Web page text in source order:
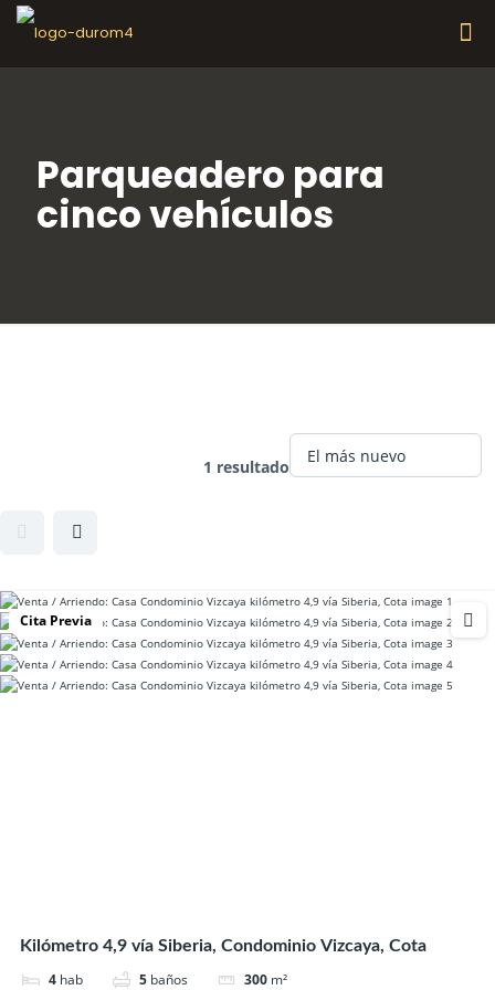
Parqueadero para
cinco vehículos
1 resultado
Cita Previa
Kilómetro 4,9 vía Siberia, Condominio Vizcaya, Cota
4 hab 5 baños 300 m²